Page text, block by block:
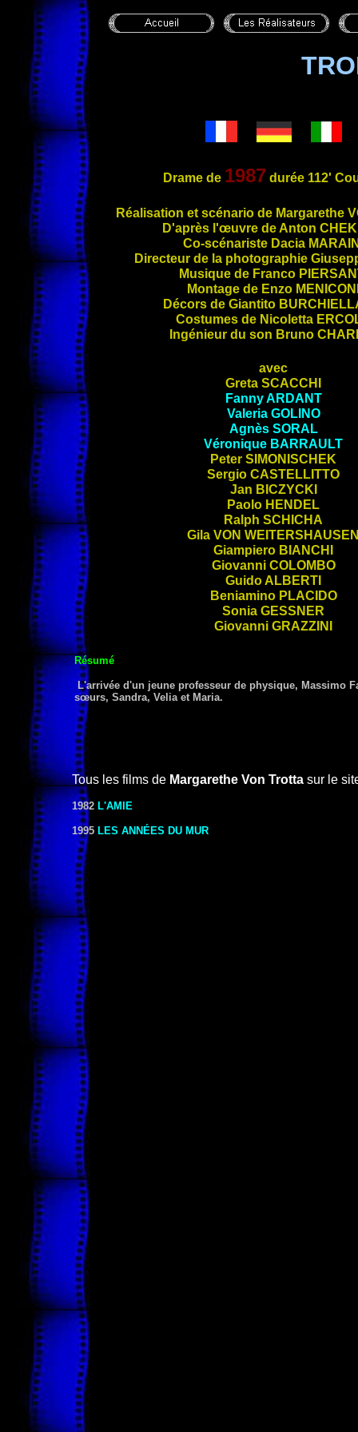
Drame de 1987 durée 112'
Réalisation et scénario de Margarethe
D'après l'œuvre de Anton
Co-scénariste Dacia
Directeur de la photographie
Musique de Franco
Montage de Enzo
Décors de Giantito
Costumes de Nicoletta
Ingénieur du son Bruno
avec
Greta SCACCHI
FannyARDANT
Valeria GOLINO
Agnès SORAL
Véronique BARRAULT
Peter SIMONISCHEK
Sergio CASTELLITTO
Jan BICZYCKI
Paolo HENDEL
Ralph SCHICHA
Gila VON
Giampiero BIANCHI
Giovanni COLOMBO
Guido ALBERTI
Beniamino PLACIDO
Sonia GESSNER
Giovanni GRAZZINI
Résumé
L'arrivée d'un jeune professeur de physique, Massimo
sœurs, Sandra, Velia et Maria.
Tous les films de Margarethe Von Trotta sur le
1982 L'AMIE
1995 LES ANNÉES DU MUR